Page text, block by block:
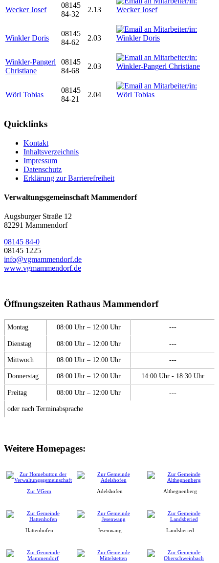
Wecker Josef
08145
84-32
2.13
Winkler Doris
08145
84-62
2.03
Winkler-Pangerl
Christiane
08145
84-68
2.03
Wörl Tobias
08145
84-21
2.04
Quicklinks
Kontakt
Inhaltsverzeichnis
Impressum
Datenschutz
Erklärung zur Barrierefreiheit
Verwaltungsgemeinschaft Mammendorf
Augsburger Straße 12
82291 Mammendorf
08145 84-0
08145 1225
info@vgmammendorf.de
www.vgmammendorf.de
Öffnungszeiten Rathaus Mammendorf
Montag 08:00 Uhr – 12:00 Uhr ---
Dienstag 08:00 Uhr – 12:00 Uhr ---
Mittwoch 08:00 Uhr – 12:00 Uhr ---
Donnerstag 08:00 Uhr – 12:00 Uhr 14:00 Uhr - 18:30 Uhr
Freitag 08:00 Uhr – 12:00 Uhr ---
oder nach Terminabsprache
Weitere Homepages:
Zur VGem Adelshofen Althegnenberg
Hattenhofen Jesenwang Landsberied